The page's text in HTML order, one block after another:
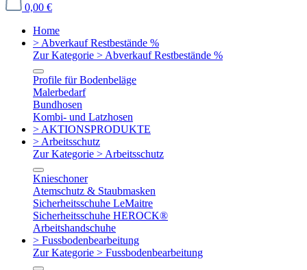
0,00 €
Home
> Abverkauf Restbestände %
Zur Kategorie > Abverkauf Restbestände %
Profile für Bodenbeläge
Malerbedarf
Bundhosen
Kombi- und Latzhosen
> AKTIONSPRODUKTE
> Arbeitsschutz
Zur Kategorie > Arbeitsschutz
Knieschoner
Atemschutz & Staubmasken
Sicherheitsschuhe LeMaitre
Sicherheitsschuhe HEROCK®
Arbeitshandschuhe
> Fussbodenbearbeitung
Zur Kategorie > Fussbodenbearbeitung